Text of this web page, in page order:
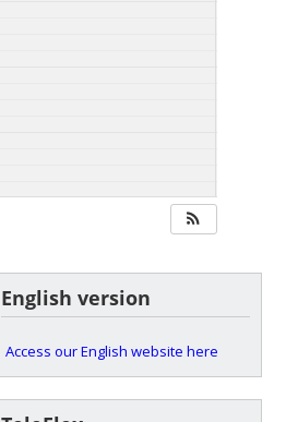
English version
Access our English website here